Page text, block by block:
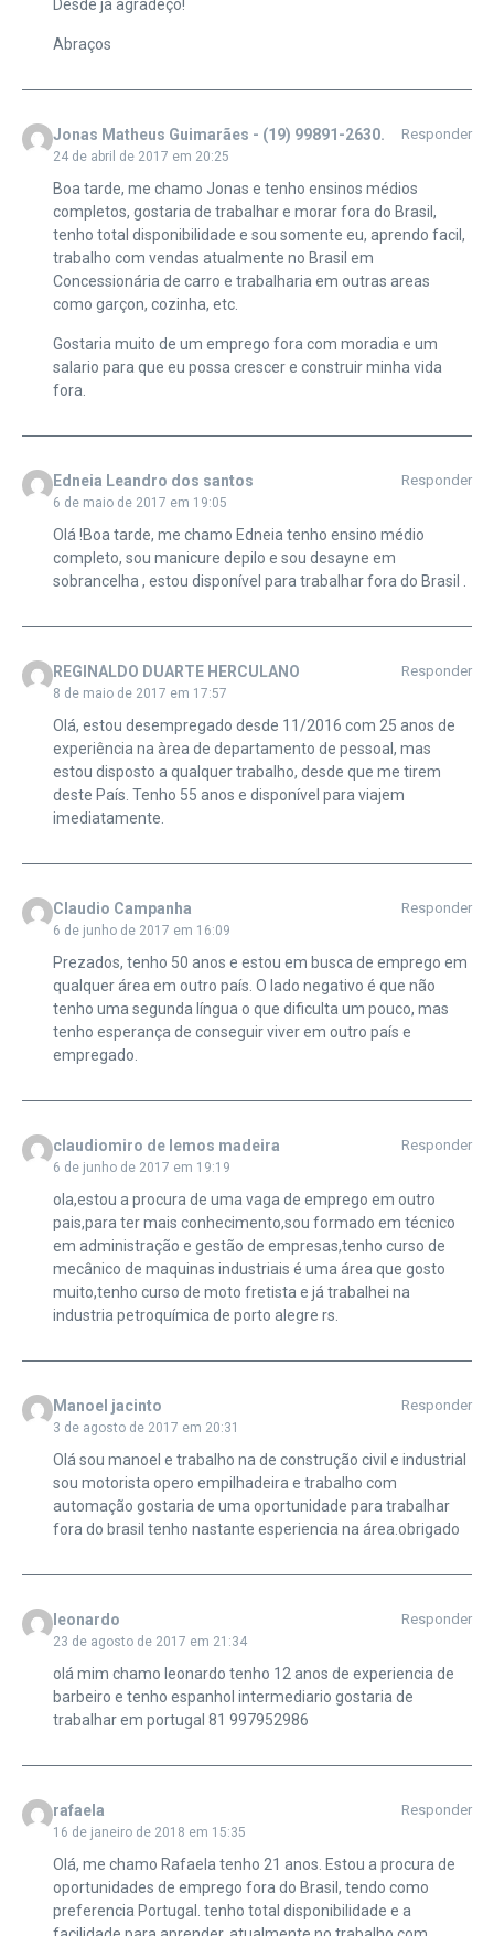
Desde já agradeço!
Abraços
Jonas Matheus Guimarães - (19) 99891-2630.
24 de abril de 2017 em 20:25
Responder
Boa tarde, me chamo Jonas e tenho ensinos médios
completos, gostaria de trabalhar e morar fora do Brasil,
tenho total disponibilidade e sou somente eu, aprendo facil,
trabalho com vendas atualmente no Brasil em
Concessionária de carro e trabalharia em outras areas
como garçon, cozinha, etc.
Gostaria muito de um emprego fora com moradia e um
salario para que eu possa crescer e construir minha vida
fora.
Edneia Leandro dos santos
6 de maio de 2017 em 19:05
Responder
Olá !Boa tarde, me chamo Edneia tenho ensino médio
completo, sou manicure depilo e sou desayne em
sobrancelha , estou disponível para trabalhar fora do Brasil .
REGINALDO DUARTE HERCULANO
8 de maio de 2017 em 17:57
Responder
Olá, estou desempregado desde 11/2016 com 25 anos de
experiência na àrea de departamento de pessoal, mas
estou disposto a qualquer trabalho, desde que me tirem
deste País. Tenho 55 anos e disponível para viajem
imediatamente.
Claudio Campanha
6 de junho de 2017 em 16:09
Responder
Prezados, tenho 50 anos e estou em busca de emprego em
qualquer área em outro país. O lado negativo é que não
tenho uma segunda língua o que dificulta um pouco, mas
tenho esperança de conseguir viver em outro país e
empregado.
claudiomiro de lemos madeira
6 de junho de 2017 em 19:19
Responder
ola,estou a procura de uma vaga de emprego em outro
pais,para ter mais conhecimento,sou formado em técnico
em administração e gestão de empresas,tenho curso de
mecânico de maquinas industriais é uma área que gosto
muito,tenho curso de moto fretista e já trabalhei na
industria petroquímica de porto alegre rs.
Manoel jacinto
3 de agosto de 2017 em 20:31
Responder
Olá sou manoel e trabalho na de construção civil e industrial
sou motorista opero empilhadeira e trabalho com
automação gostaria de uma oportunidade para trabalhar
fora do brasil tenho nastante esperiencia na área.obrigado
leonardo
23 de agosto de 2017 em 21:34
Responder
olá mim chamo leonardo tenho 12 anos de experiencia de
barbeiro e tenho espanhol intermediario gostaria de
trabalhar em portugal 81 997952986
rafaela
16 de janeiro de 2018 em 15:35
Responder
Olá, me chamo Rafaela tenho 21 anos. Estou a procura de
oportunidades de emprego fora do Brasil, tendo como
preferencia Portugal. tenho total disponibilidade e a